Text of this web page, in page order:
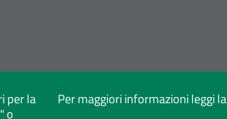
per la
o
Per maggiori informazioni leggi la